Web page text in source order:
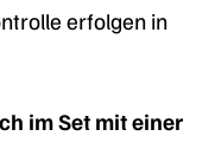
erfolgen in
im Set mit einer